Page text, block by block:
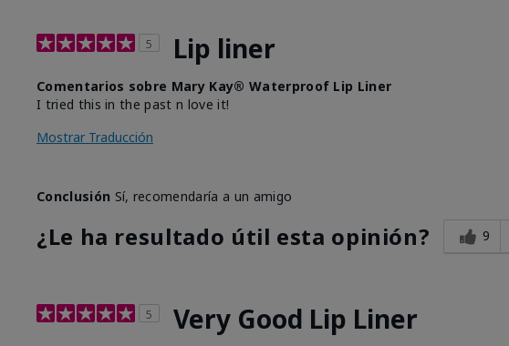
5 Lip liner
Comentarios sobre Mary Kay® Waterproof Lip Liner
I tried this in the past n love it!
Mostrar Traducción
Conclusión Sí, recomendaría a un amigo
¿Le ha resultado útil esta opinión? 9
5 Very Good Lip Liner